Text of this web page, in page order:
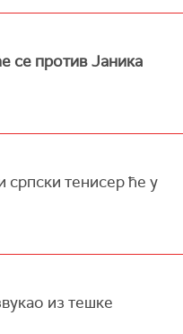
се против Јаника
српски тенисер ће у
из тешке